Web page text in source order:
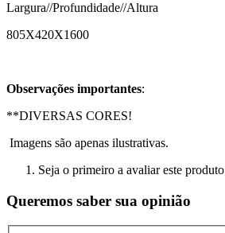
Largura//Profundidade//Altura
805X420X1600
Observações importantes:
**DIVERSAS CORES!
Imagens são apenas ilustrativas.
Seja o primeiro a avaliar este produto
Queremos saber sua opinião